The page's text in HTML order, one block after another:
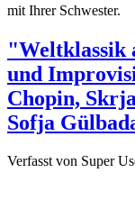
mit Ihrer Schwester.
"Weltklassik
und
Chopin,
Sofja
Verfasst von Super